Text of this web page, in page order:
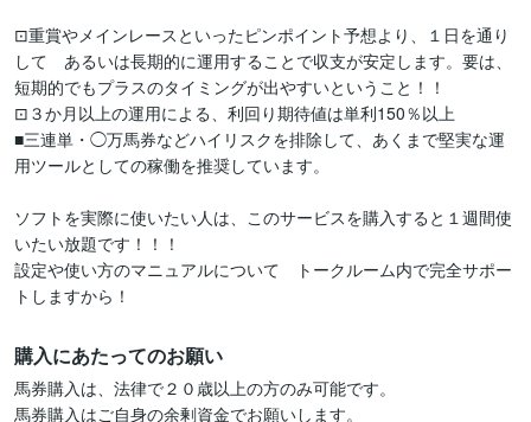
⊡重賞やメインレースといったピンポイント予想より、１日を通り
して　あるいは長期的に運用することで収支が安定します。要は、
短期的でもプラスのタイミングが出やすいということ！！
⊡３か月以上の運用による、利回り期待値は単利150％以上
■三連単・◯万馬券などハイリスクを排除して、あくまで堅実な運
用ツールとしての稼働を推奨しています。
ソフトを実際に使いたい人は、このサービスを購入すると１週間使
いたい放題です！！！
設定や使い方のマニュアルについて　トークルーム内で完全サポー
トしますから！
購入にあたってのお願い
馬券購入は、法律で２０歳以上の方のみ可能です。
馬券購入はご自身の余剰資金でお願いします。